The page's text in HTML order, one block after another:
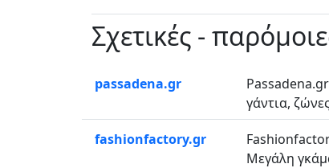
Σχετικές -
passadena.gr
γάντια,
fashionfactory.gr
Μεγάλη